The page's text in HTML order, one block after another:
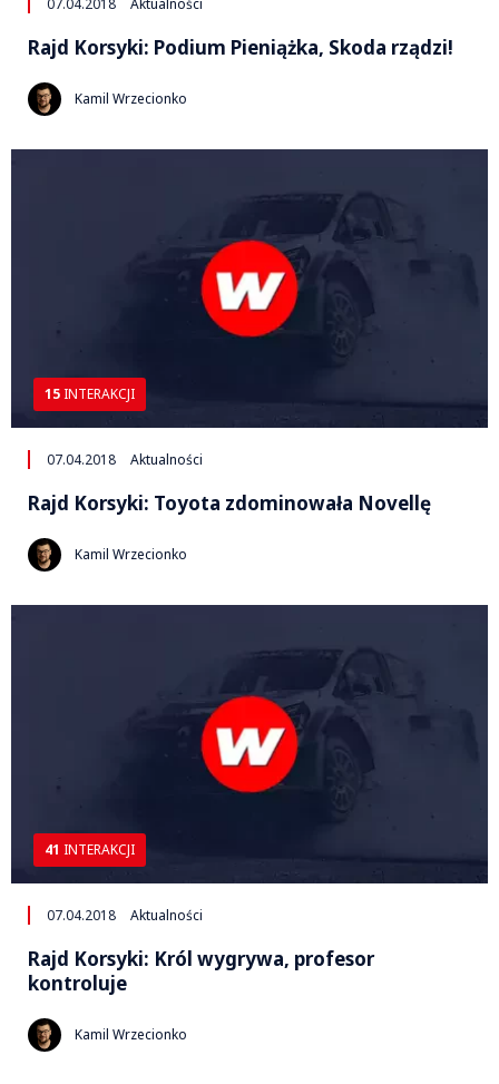
Rajd Korsyki: Podium Pieniążka, Skoda rządzi!
Kamil Wrzecionko
15 INTERAKCJI
07.04.2018 Aktualności
Rajd Korsyki: Toyota zdominowała Novellę
Kamil Wrzecionko
41 INTERAKCJI
07.04.2018 Aktualności
Rajd Korsyki: Król wygrywa, profesor
kontroluje
Kamil Wrzecionko